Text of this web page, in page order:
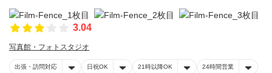
3.04
写真館・フォトスタジオ
出張・訪問対応 日祝OK 21時以降OK 24時間営業